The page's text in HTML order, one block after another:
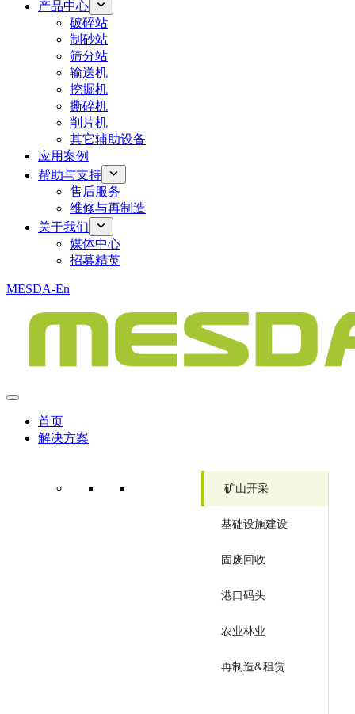
产品中心
破碎站
制砂站
筛分站
输送机
挖掘机
撕碎机
削片机
其它辅助设备
应用案例
帮助与支持
售后服务
维修与再制造
关于我们
媒体中心
招募精英
MESDA-En
首页
解决方案
矿山开采
基础设施建设
固废回收
港口码头
农业林业
再制造&租赁